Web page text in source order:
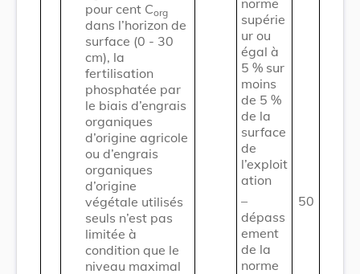
pour cent Corg
dans l’horizon de
surface (0 - 30
cm), la
fertilisation
phosphatée par
le biais d’engrais
organiques
d’origine agricole
ou d’engrais
organiques
d’origine
végétale utilisés
seuls n’est pas
limitée à
condition que le
niveau maximal
supérie
ur ou
égal à
5 % sur
moins
de 5 %
de la
surface
de
l’exploit
ation
–
dépass
ement
de la
norme
50